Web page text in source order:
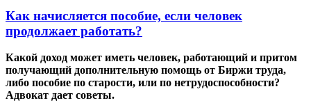
Как начисляется пособие, если человек
продолжает работать?
Какой доход может иметь человек, работающий и притом
получающий дополнительную помощь от Биржи труда,
либо пособие по старости, или по нетрудоспособности?
Адвокат дает советы.